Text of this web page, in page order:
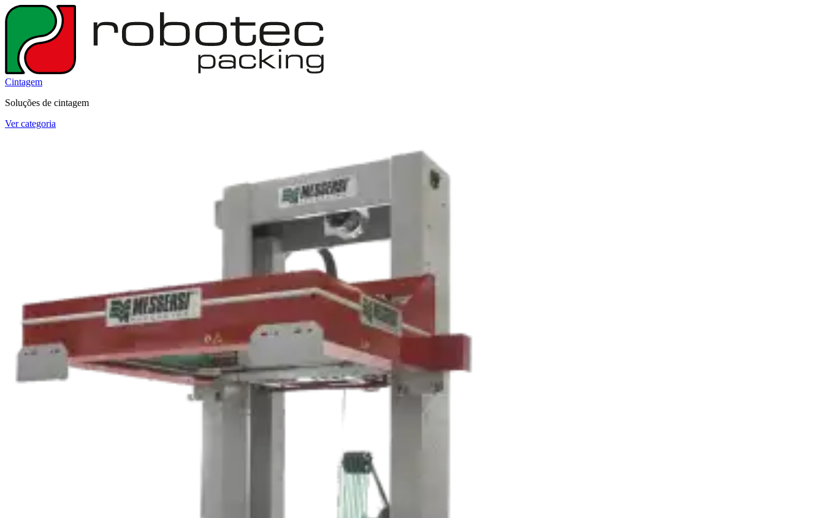
Cintagem
Soluções de cintagem
Ver categoria